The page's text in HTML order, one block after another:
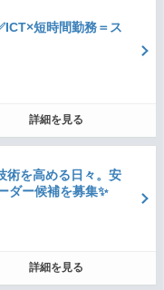
短時間勤務＝ス
詳細を見る
術を高める日々。安
ダー候補を募集✨
詳細を見る